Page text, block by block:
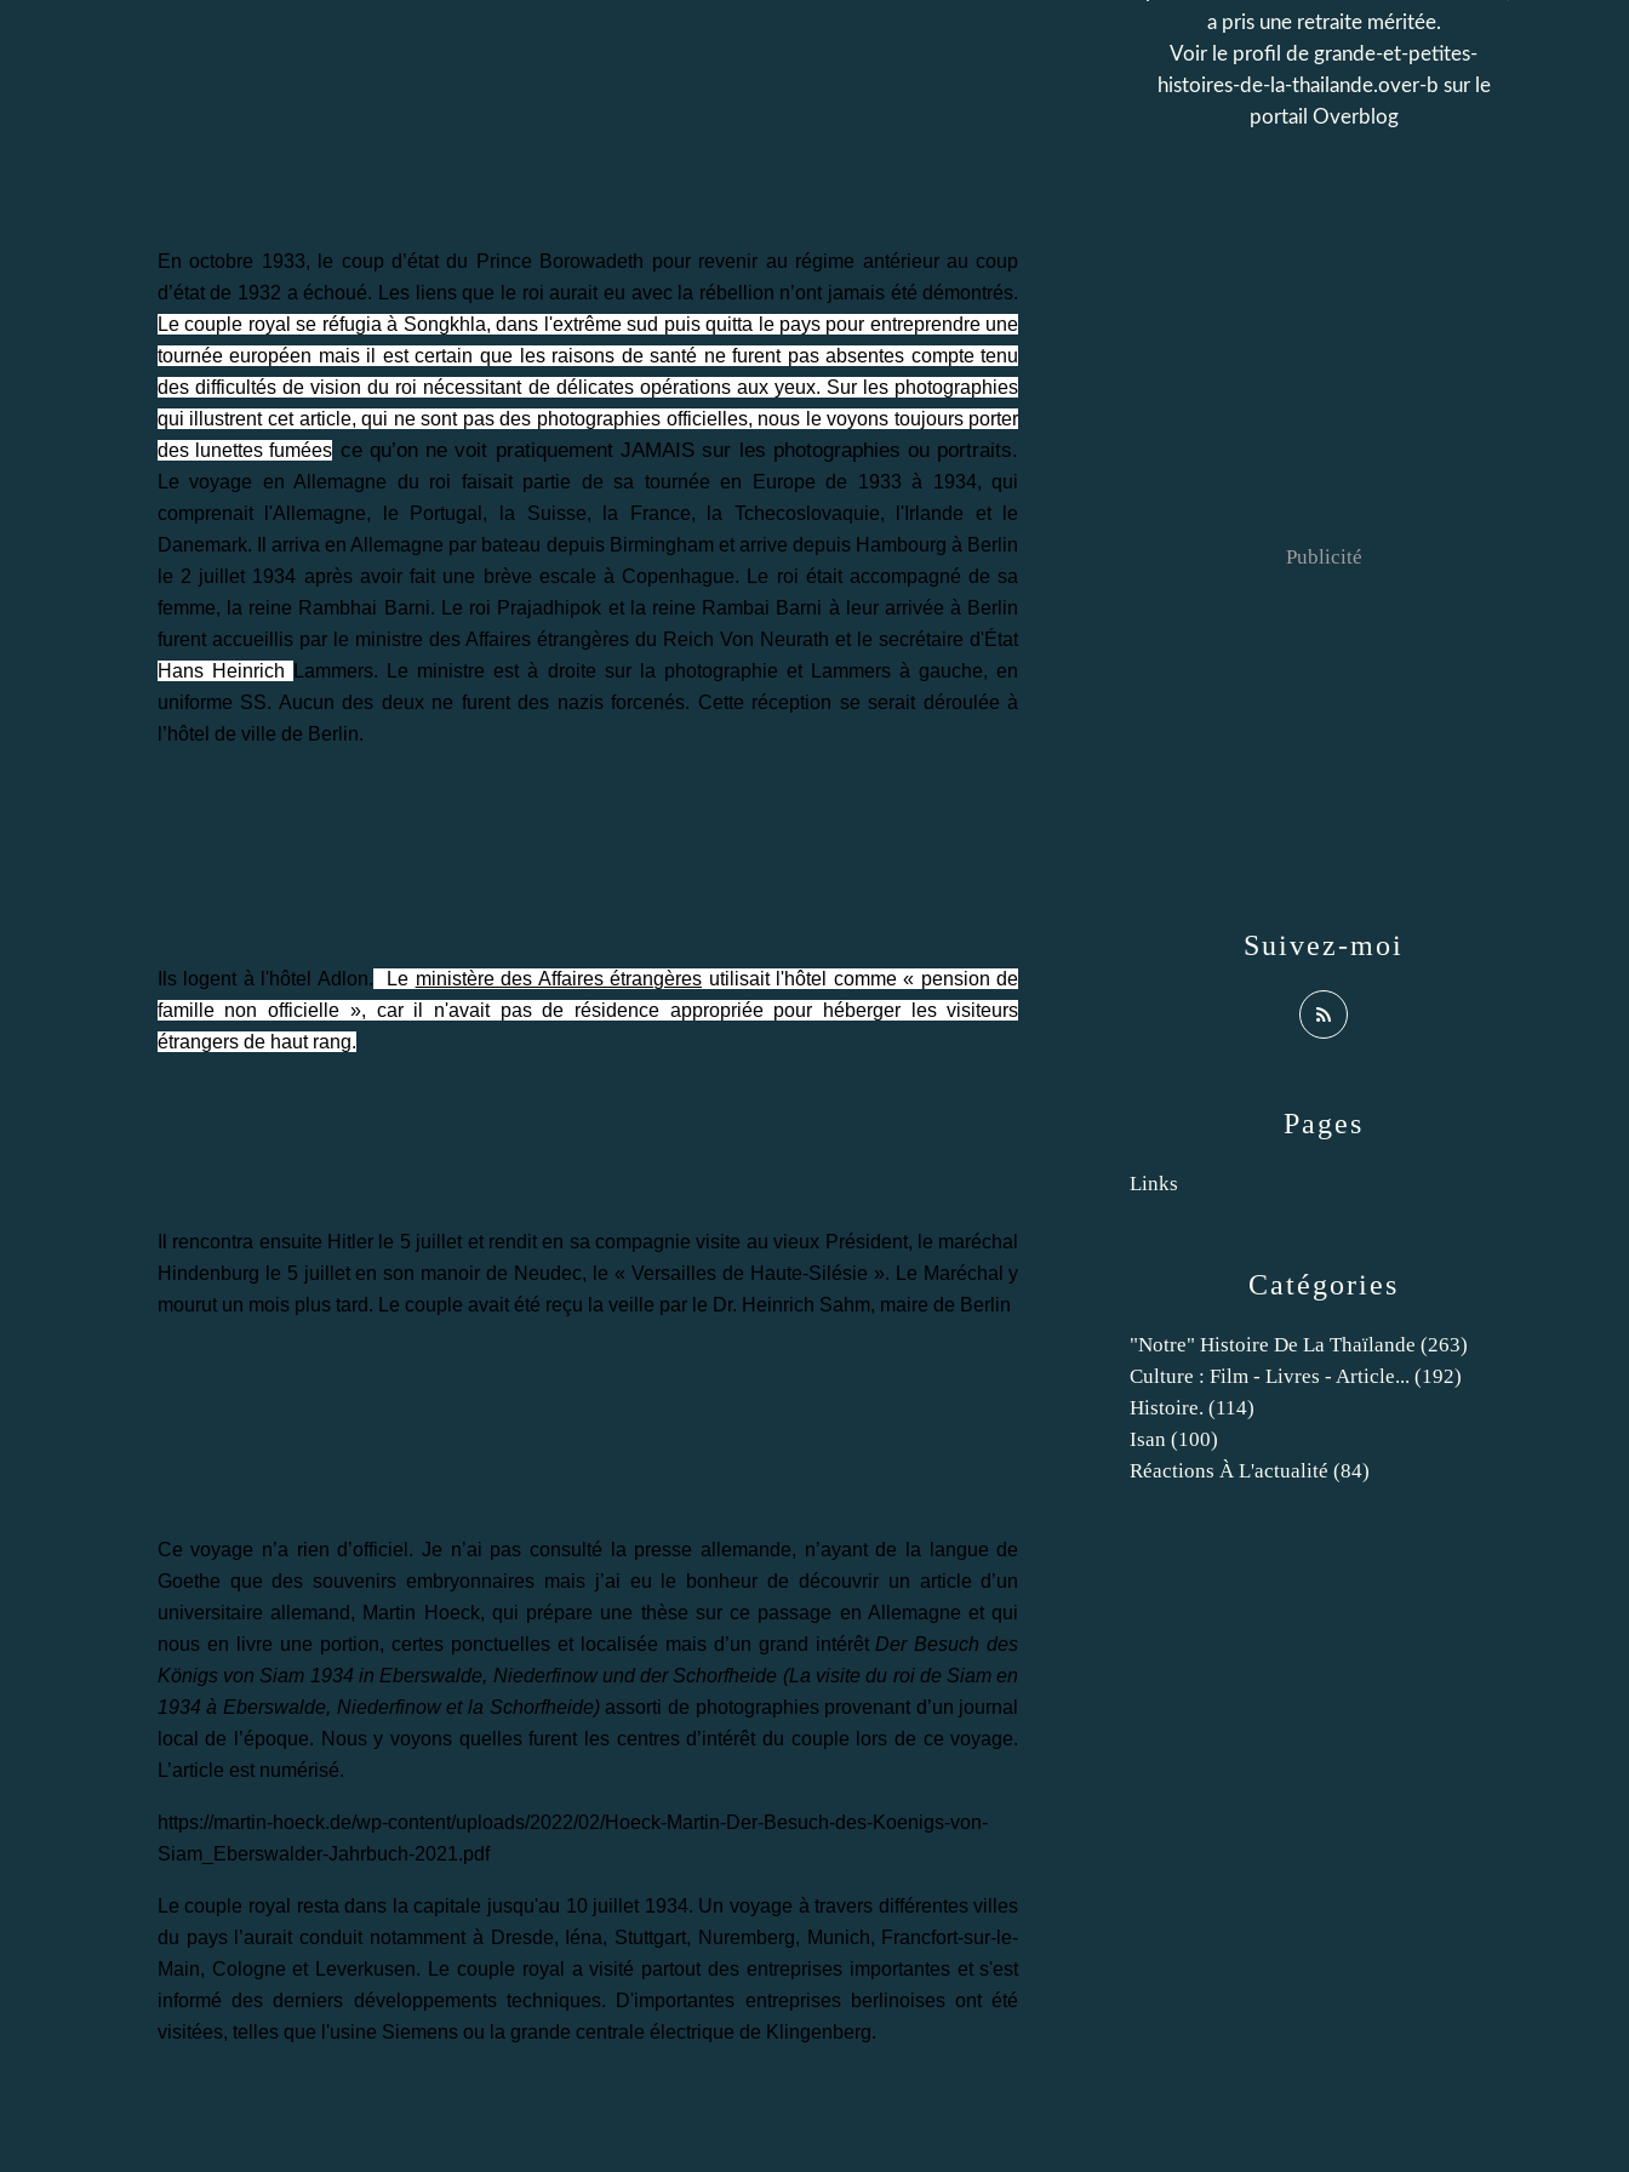
En octobre 1933, le coup d’état du Prince Borowadeth pour revenir au régime antérieur au coup
d’état de 1932 a échoué. Les liens que le roi aurait eu avec la rébellion n’ont jamais été démontrés.
Le couple royal se réfugia à Songkhla, dans l'extrême sud puis quitta le pays pour entreprendre une
tournée européen mais il est certain que les raisons de santé ne furent pas absentes compte tenu
des difficultés de vision du roi nécessitant de délicates opérations aux yeux. Sur les photographies
qui illustrent cet article, qui ne sont pas des photographies officielles, nous le voyons toujours porter
des lunettes fumées ce qu’on ne voit pratiquement JAMAIS sur les photographies ou portraits.
Le voyage en Allemagne du roi faisait partie de sa tournée en Europe de 1933 à 1934, qui
comprenait l'Allemagne, le Portugal, la Suisse, la France, la Tchecoslovaquie, l'Irlande et le
Danemark. Il arriva en Allemagne par bateau depuis Birmingham et arrive depuis Hambourg à Berlin
le 2 juillet 1934 après avoir fait une brève escale à Copenhague. Le roi était accompagné de sa
femme, la reine Rambhai Barni. Le roi Prajadhipok et la reine Rambai Barni à leur arrivée à Berlin
furent accueillis par le ministre des Affaires étrangères du Reich Von Neurath et le secrétaire d'État
Hans Heinrich
Lammers. Le ministre est à droite sur la photographie et Lammers à gauche, en
uniforme SS. Aucun des deux ne furent des nazis forcenés. Cette réception se serait déroulée à
l’hôtel de ville de Berlin.
Ils logent à l'hôtel Adlon. Le ministère des Affaires étrangères utilisait l'hôtel comme « pension de
famille non officielle », car il n'avait pas de résidence appropriée pour héberger les visiteurs
étrangers de haut rang.
Il rencontra ensuite Hitler le 5 juillet et rendit en sa compagnie visite au vieux Président, le maréchal
Hindenburg le 5 juillet en son manoir de Neudec, le « Versailles de Haute-Silésie ». Le Maréchal y
mourut un mois plus tard. Le couple avait été reçu la veille par le Dr. Heinrich Sahm, maire de Berlin
Ce voyage n’a rien d’officiel. Je n’ai pas consulté la presse allemande, n’ayant de la langue de
Goethe que des souvenirs embryonnaires mais j’ai eu le bonheur de découvrir un article d’un
universitaire allemand, Martin Hoeck, qui prépare une thèse sur ce passage en Allemagne et qui
nous en livre une portion, certes ponctuelles et localisée mais d’un grand intérêt Der Besuch des
Königs von Siam 1934 in Eberswalde, Niederfinow und der Schorfheide (La visite du roi de Siam en
1934 à Eberswalde, Niederfinow et la Schorfheide) assorti de photographies provenant d’un journal
local de l’époque. Nous y voyons quelles furent les centres d’intérêt du couple lors de ce voyage.
L’article est numérisé.
https://martin-hoeck.de/wp-content/uploads/2022/02/Hoeck-Martin-Der-Besuch-des-Koenigs-von-
Siam_Eberswalder-Jahrbuch-2021.pdf
Le couple royal resta dans la capitale jusqu'au 10 juillet 1934. Un voyage à travers différentes villes
du pays l’aurait conduit notamment à Dresde, Iéna, Stuttgart, Nuremberg, Munich, Francfort-sur-le-
Main, Cologne et Leverkusen. Le couple royal a visité partout des entreprises importantes et s'est
informé des derniers développements techniques. D'importantes entreprises berlinoises ont été
visitées, telles que l'usine Siemens ou la grande centrale électrique de Klingenberg.
Catégories
"notre" Histoire De La Thaïlande (263)
Culture : Film - Livres - Article... (192)
Histoire. (114)
Isan (100)
Réactions À L'actualité (84)
Pages
Links
a pris une retraite méritée.
Voir le profil de grande-et-petites-
histoires-de-la-thailande.over-b sur le
portail Overblog
Suivez-moi
Publicité